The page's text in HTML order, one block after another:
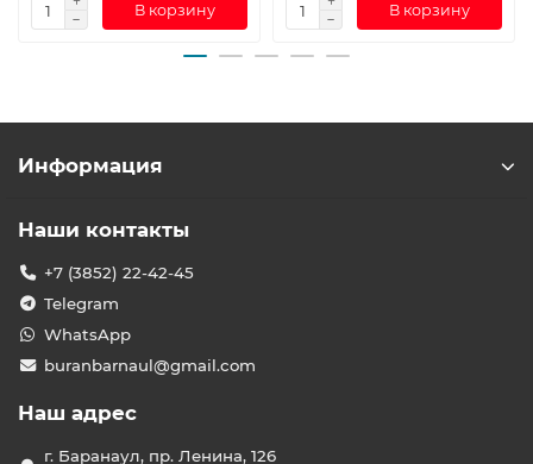
В корзину В корзину
Информация
Наши контакты
+7 (3852) 22-42-45
Telegram
WhatsApp
buranbarnaul@gmail.com
Наш адрес
г. Баранаул, пр. Ленина, 126